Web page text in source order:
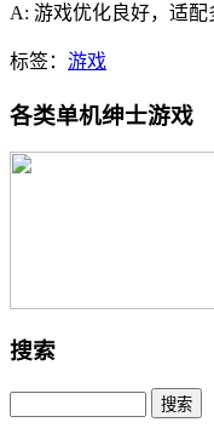
A: 游戏优化良好，适配
标签： 游戏
各类单机绅士游戏
搜索